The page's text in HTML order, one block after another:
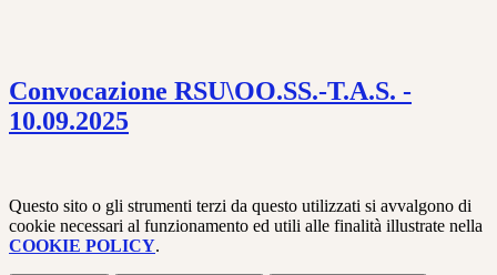
Convocazione RSU\OO.SS.-T.A.S. -
10.09.2025
Questo sito o gli strumenti terzi da questo utilizzati si avvalgono di
cookie necessari al funzionamento ed utili alle finalità illustrate nella
COOKIE POLICY.